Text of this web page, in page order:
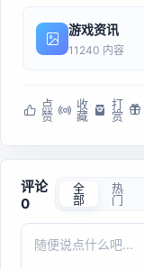
游戏资讯
11240 内容
点
赞
收
藏
打
赏
评论
0
全
部
热
门